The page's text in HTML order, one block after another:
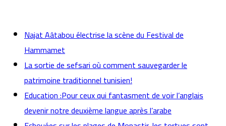
Najat Aâtabou électrise la scène du Festival de
Hammamet
La sortie de sefsari où comment sauvegarder le
patrimoine traditionnel tunisien!
Education :Pour ceux qui fantasment de voir l’anglais
devenir notre deuxième langue après l’arabe